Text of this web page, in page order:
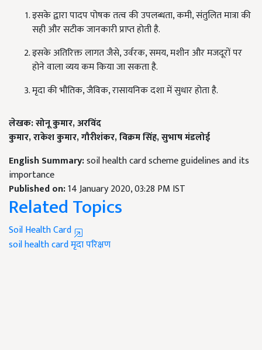
इसके द्वारा पादप पोषक तत्व की उपलब्धता, कमी, संतुलित मात्रा की
सही और सटीक जानकारी प्राप्त होती है.
इसके अतिरिक्त लागत जैसे, उर्वरक, समय, मशीन और मजदूरों पर
होने वाला व्यय कम किया जा सकता है.
मृदा की भौतिक, जैविक, रासायनिक दशा में सुधार होता है.
लेखक:सोनू कुमार,अरविंद
कुमार,राकेशकुमार,गौरीशंकर,विक्रमसिंह,सुभाषमंडलोई
English Summary:soil health card scheme guidelines and its
importance
Published on:14 January 2020, 03:28 PM IST
Related Topics
Soil Health Card
soil health cardमृदा परिक्षण